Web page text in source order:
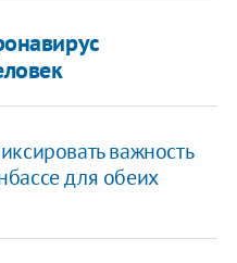
важность
для обеих